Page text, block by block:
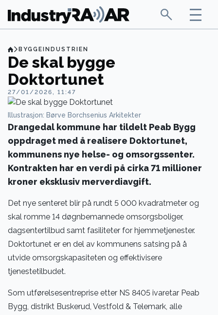
BYGGEINDUSTRIEN
De skal bygge
Doktortunet
27/01/2026, 11:47
Illustrasjon: Børve Borchsenius Arkitekter
Drangedal kommune har tildelt Peab Bygg
oppdraget med å realisere Doktortunet,
kommunens nye helse- og omsorgssenter.
Kontrakten har en verdi på cirka 71 millioner
kroner eksklusiv merverdiavgift.
Det nye senteret blir på rundt 5 000 kvadratmeter og
skal romme 14 døgnbemannede omsorgsboliger,
dagsentertilbud samt fasiliteter for hjemmetjenester.
Doktortunet er en del av kommunens satsing på å
utvide omsorgskapasiteten og effektivisere
tjenestetilbudet.
Som utførelsesentreprise etter NS 8405 ivaretar Peab
Bygg, distrikt Buskerud, Vestfold & Telemark, alle